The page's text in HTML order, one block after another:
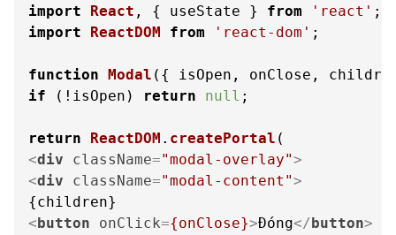
import React , { useState } from 'react'
import
ReactDOM from 'react-dom' ;
function Modal ( { isOpen, onClose,
if (!isOpen) return null ;
return ReactDOM . createPortal
<div className="modal-overlay">
<div className="modal-content">
<button onClick={onClose}>Đóng</button>